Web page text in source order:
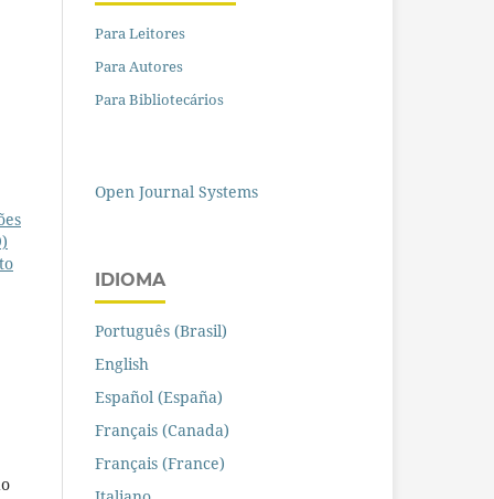
Para Leitores
Para Autores
Para Bibliotecários
Open Journal Systems
IDIOMA
Português (Brasil)
English
Español (España)
Français (Canada)
Français (France)